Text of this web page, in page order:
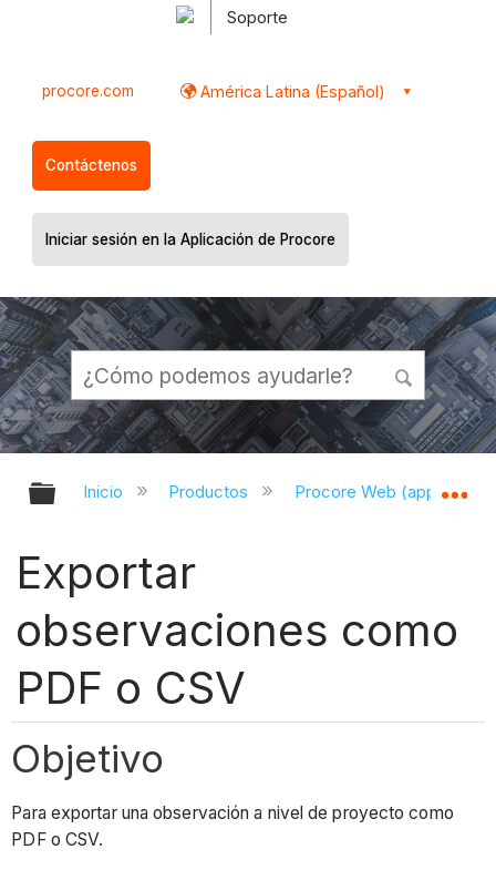
Soporte
procore.com América Latina (Español)
Contáctenos
Iniciar sesión en la Aplicación de Procore
Expandir/contraer jerarquía global
Inicio Productos Procore Web
Exportar
observaciones como
PDF o CSV
Objetivo
Para exportar una observación a nivel de proyecto como
PDF o CSV.